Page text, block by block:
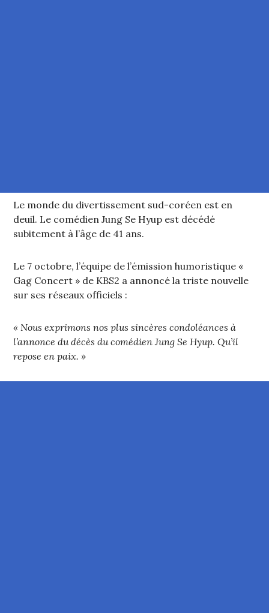
Le monde du divertissement sud-coréen est en
deuil. Le comédien Jung Se Hyup est décédé
subitement à l’âge de 41 ans.
Le 7 octobre, l’équipe de l’émission humoristique «
Gag Concert » de KBS2 a annoncé la triste nouvelle
sur ses réseaux officiels :
« Nous exprimons nos plus sincères condoléances à
l’annonce du décès du comédien Jung Se Hyup. Qu’il
repose en paix. »